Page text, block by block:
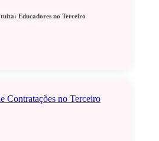
Educadores no Terceiro